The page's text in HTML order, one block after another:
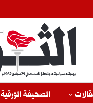
الصحيفة الورقية